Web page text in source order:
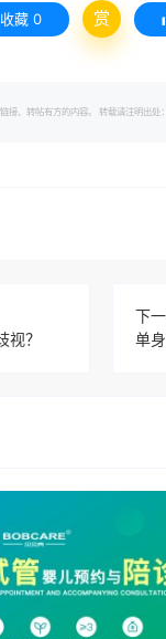
收藏 0 赏
链接、转帖有方的内容。 转载请注明
？
下一
单